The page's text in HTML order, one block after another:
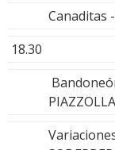
Canaditas
18.30
PIAZZOLLA